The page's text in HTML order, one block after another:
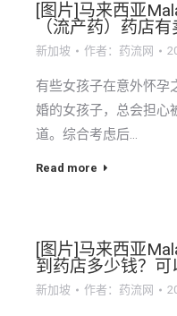
[图片]马来西亚
（流产药）药店
新加坡 作者： 药流网
有些女孩子在意外怀孕
婚的女孩子，总会担心
道。综合考虑后…
Read more
[图片]马来西亚
到药店多少钱？
新加坡 作者： 药流网